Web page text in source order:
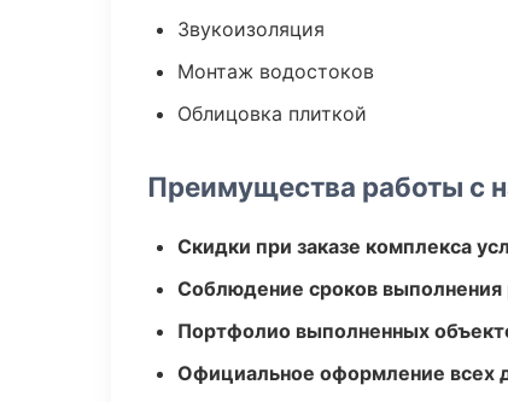
Звукоизоляция
Монтаж водостоков
Облицовка плиткой
Преимущества работы с
Скидки при заказе комплекса
Соблюдение сроков выполнения
Портфолио выполненных
Официальное оформление всех